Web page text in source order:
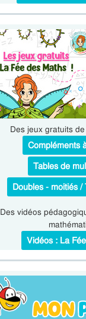
Des jeux gratuits
Compléments
Tables de
Doubles - moitiés
Des vidéos
Vidéos : La